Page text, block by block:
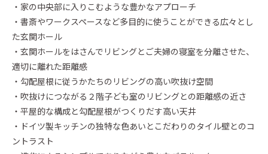
・家の中央部に入りこむような豊かなアプローチ
・書斎やワークスペースなど多目的に使うことができる広々とし
た玄関ホール
・玄関ホールをはさんでリビングとご夫婦の寝室を分離させた、
適切に離れた距離感
・勾配屋根に従うかたちのリビングの高い吹抜け空間
・吹抜けにつながる２階子ども室のリビングとの距離感の近さ
・平屋的な構成と勾配屋根がつくりだす高い天井
・ドイツ製キッチンの独特な色あいとこだわりのタイル壁とのコ
ントラスト